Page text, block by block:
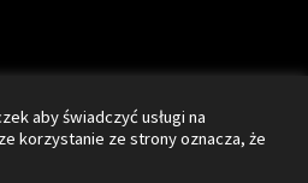
.
aby świadczyć usługi na
korzystanie ze strony oznacza, że